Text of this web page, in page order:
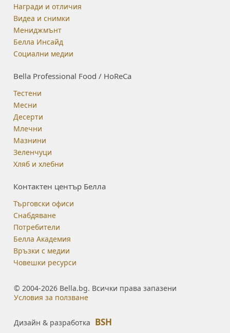
Награди и отличия
Видеа и снимки
Мениджмънт
Белла Инсайд
Социални медии
Bella Professional Food / HoReCa
Тестени
Месни
Десерти
Млечни
Мазнини
Зеленчуци
Хляб и хлебни
Контактен център Белла
Търговски офиси
Снабдяване
Потребители
Белла Академия
Връзки с медии
Човешки ресурси
© 2004-2026 Bella.bg. Всички права запазени
Условия за ползване
Дизайн & разработка BSH